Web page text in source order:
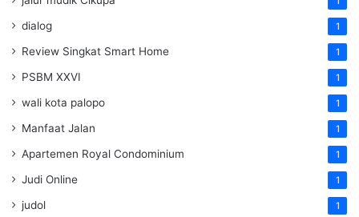
dialog 1
Review Singkat Smart Home 1
PSBM XXVI 1
wali kota palopo 1
Manfaat Jalan 1
Apartemen Royal Condominium 1
Judi Online 1
judol 1